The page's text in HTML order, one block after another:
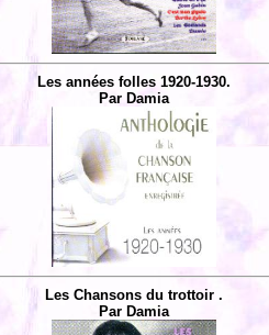
Les années folles 1920-1930.
Par Damia
Les Chansons du trottoir .
Par Damia